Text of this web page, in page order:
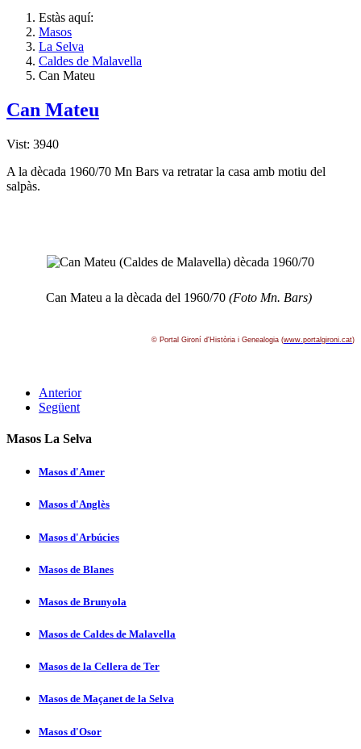
Estàs aquí:
Masos
La Selva
Caldes de Malavella
Can Mateu
Can Mateu
Vist: 3940
A la dècada 1960/70 Mn Bars va retratar la casa amb motiu del
salpàs.
Can Mateu a la dècada del 1960/70 (Foto Mn. Bars)
© Portal Gironí­ d'Història i Genealogia (www.portalgironi.cat)
Anterior
Següent
Masos La Selva
Masos d'Amer
Masos d'Anglès
Masos d'Arbúcies
Masos de Blanes
Masos de Brunyola
Masos de Caldes de Malavella
Masos de la Cellera de Ter
Masos de Maçanet de la Selva
Masos d'Osor